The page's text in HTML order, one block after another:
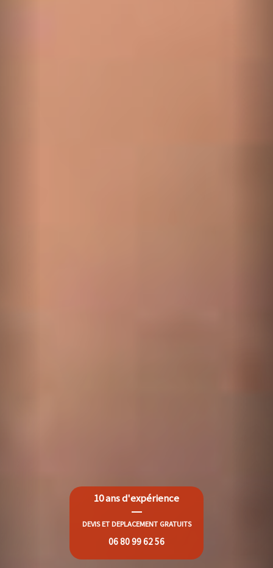
10 ans d'expérience
DEVIS ET DEPLACEMENT GRATUITS
06 80 99 62 56